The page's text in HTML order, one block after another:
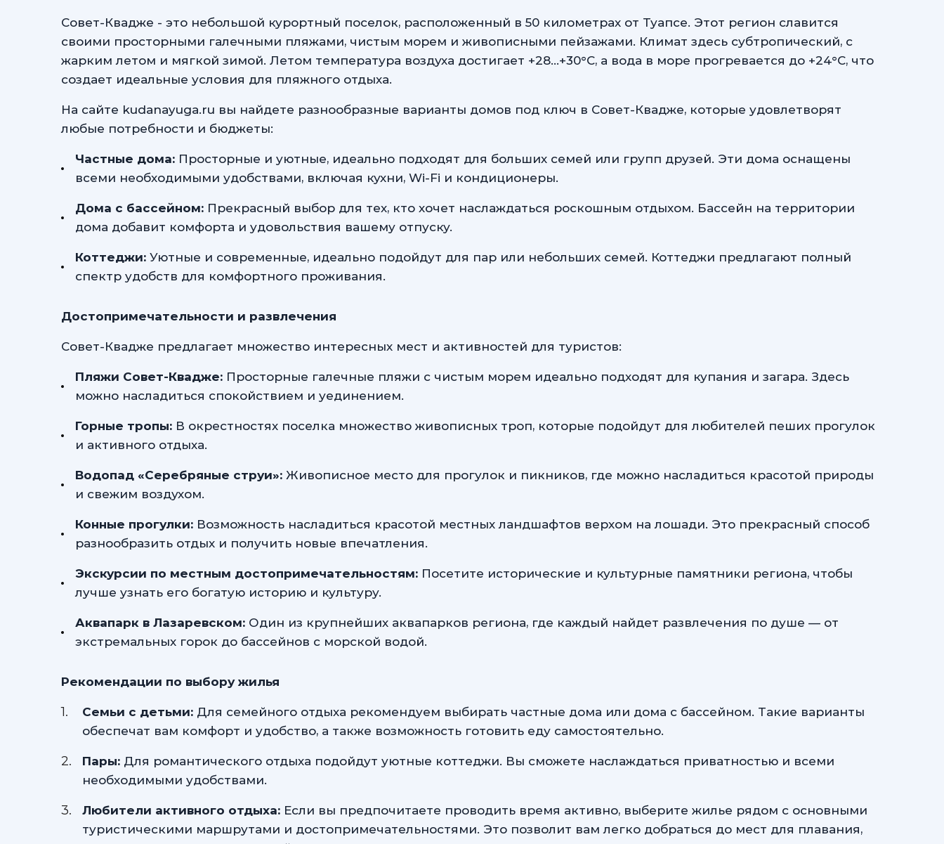
Совет-Квадже - это небольшой курортный поселок, расположенный в 50 километрах от Туапсе. Этот регион славится
своими просторными галечными пляжами, чистым морем и живописными пейзажами. Климат здесь субтропический, с
жарким летом и мягкой зимой. Летом температура воздуха достигает +28...+30°C, а вода в море прогревается до +24°C, что
создает идеальные условия для пляжного отдыха.
На сайте kudanayuga.ru вы найдете разнообразные варианты домов под ключ в Совет-Квадже, которые удовлетворят
любые потребности и бюджеты:
Частные дома: Просторные и уютные, идеально подходят для больших семей или групп друзей. Эти дома оснащены
всеми необходимыми удобствами, включая кухни, Wi-Fi и кондиционеры.
Дома с бассейном: Прекрасный выбор для тех, кто хочет наслаждаться роскошным отдыхом. Бассейн на территории
дома добавит комфорта и удовольствия вашему отпуску.
Коттеджи: Уютные и современные, идеально подойдут для пар или небольших семей. Коттеджи предлагают полный
спектр удобств для комфортного проживания.
Достопримечательности и развлечения
Совет-Квадже предлагает множество интересных мест и активностей для туристов:
Пляжи Совет-Квадже: Просторные галечные пляжи с чистым морем идеально подходят для купания и загара. Здесь
можно насладиться спокойствием и уединением.
Горные тропы: В окрестностях поселка множество живописных троп, которые подойдут для любителей пеших прогулок
и активного отдыха.
Водопад «Серебряные струи»: Живописное место для прогулок и пикников, где можно насладиться красотой природы
и свежим воздухом.
Конные прогулки: Возможность насладиться красотой местных ландшафтов верхом на лошади. Это прекрасный способ
разнообразить отдых и получить новые впечатления.
Экскурсии по местным достопримечательностям: Посетите исторические и культурные памятники региона, чтобы
лучше узнать его богатую историю и культуру.
Аквапарк в Лазаревском: Один из крупнейших аквапарков региона, где каждый найдет развлечения по душе — от
экстремальных горок до бассейнов с морской водой.
Рекомендации по выбору жилья
Семьи с детьми: Для семейного отдыха рекомендуем выбирать частные дома или дома с бассейном. Такие варианты
обеспечат вам комфорт и удобство, а также возможность готовить еду самостоятельно.
Пары: Для романтического отдыха подойдут уютные коттеджи. Вы сможете наслаждаться приватностью и всеми
необходимыми удобствами.
Любители активного отдыха: Если вы предпочитаете проводить время активно, выберите жилье рядом с основными
туристическими маршрутами и достопримечательностями. Это позволит вам легко добраться до мест для плавания,